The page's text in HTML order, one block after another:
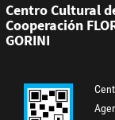
Centro Cultural
Cooperación
GORINI